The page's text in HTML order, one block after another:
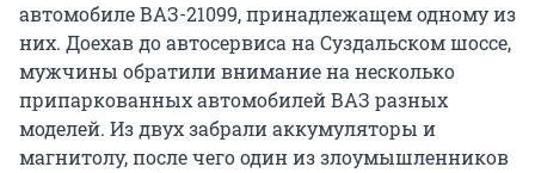
автомобиле ВАЗ-21099, принадлежащем одному из
них. Доехав до автосервиса на Суздальском шоссе,
мужчины обратили внимание на несколько
припаркованных автомобилей ВАЗ разных
моделей. Из двух забрали аккумуляторы и
магнитолу, после чего один из злоумышленников